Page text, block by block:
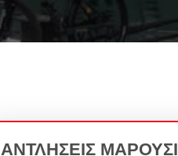
ΑΝΤΛΗΣΕΙΣ ΜΑΡΟΥΣΙ